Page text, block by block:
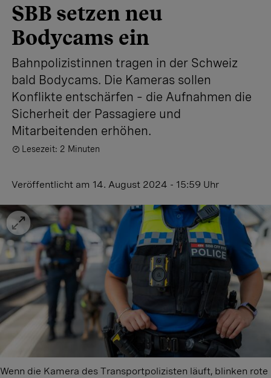
SBB setzen neu
Bodycams ein
Bahnpolizistinnen tragen in der Schweiz
bald Bodycams. Die Kameras sollen
Konflikte entschärfen – die Aufnahmen die
Sicherheit der Passagiere und
Mitarbeitenden erhöhen.
Lesezeit: 2 Minuten
Veröffentlicht am 14. August 2024 - 15:59 Uhr
Wenn die Kamera des Transportpolizisten läuft, blinken rote